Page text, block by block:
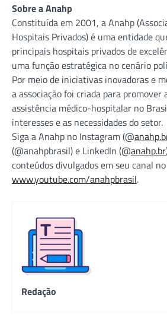
Sobre a Anahp
Constituída em 2001, a Anahp
Hospitais Privados) é uma entidade
principais hospitais privados de
uma função estratégica no cenário
Por meio de iniciativas inovadoras e
a associação foi criada para promover
assistência médico-hospitalar no
interesses e as necessidades do setor.
Siga a Anahp no Instagram (@
(@anahpbrasil) e LinkedIn (@anahp.br
conteúdos divulgados em seu canal no
www.youtube.com/anahpbrasil.
Redação